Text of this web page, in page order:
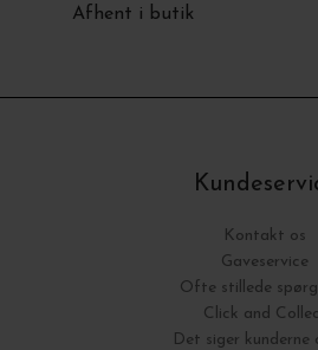
Afhent i butik
Kontakt os
Gaveservice
Ofte stillede
Click and
Det siger kunderne